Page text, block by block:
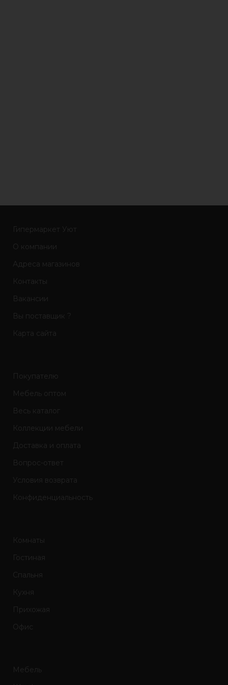
Гипермаркет Уют
О компании
Адреса магазинов
Контакты
Вакансии
Вы поставщик ?
Карта сайта
Покупателю
Мебель оптом
Весь каталог
Коллекции мебели
Доставка и оплата
Вопрос-ответ
Условия возврата
Конфиденциальность
Комнаты
Гостиная
Спальня
Кухня
Прихожая
Офис
Мебель